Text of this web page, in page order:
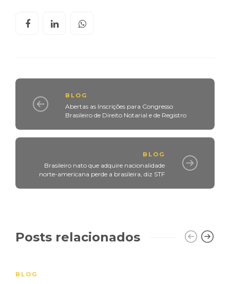
BLOG
Abertas as Inscrições para Congresso
Brasileiro de Direito Notarial e de Registro
BLOG
Brasileiro nato que adquire nacionalidade
norte-americana perde a brasileira, diz STF
Posts relacionados
BLOG